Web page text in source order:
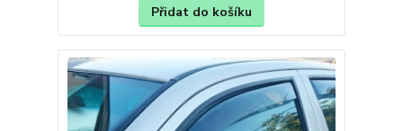
Přidat do košíku